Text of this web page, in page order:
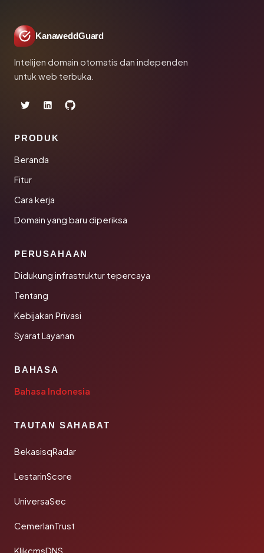
KanaweddGuard
Intelijen domain otomatis dan independen
untuk web terbuka.
PRODUK
Beranda
Fitur
Cara kerja
Domain yang baru diperiksa
PERUSAHAAN
Didukung infrastruktur tepercaya
Tentang
Kebijakan Privasi
Syarat Layanan
BAHASA
Bahasa Indonesia
TAUTAN SAHABAT
BekasisqRadar
LestarinScore
UniversaSec
CemerlanTrust
KlikcmsDNS